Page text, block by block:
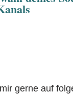
gerne auf